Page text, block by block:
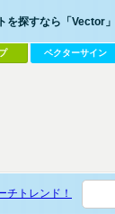
を探すなら「Vector」
ベクターサイン
チトレンド！